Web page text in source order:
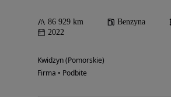
86 929 km Benzyna
2022
Kwidzyn (Pomorskie)
Firma • Podbite